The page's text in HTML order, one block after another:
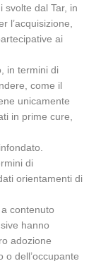
svolte dal Tar, in
l’acquisizione,
ai
in termini di
come il
unicamente
in prime cure,
di
orientamenti di
contenuto
hanno
adozione
dell’occupante